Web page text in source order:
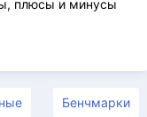
плюсы и минусы
Бенчмарки